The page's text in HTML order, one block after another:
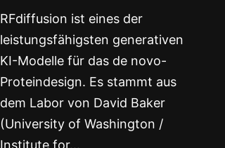
RFdiffusion ist eines der
leistungsfähigsten generativen
KI-Modelle für das de novo-
Proteindesign. Es stammt aus
dem Labor von David Baker
(University of Washington /
Institute for…